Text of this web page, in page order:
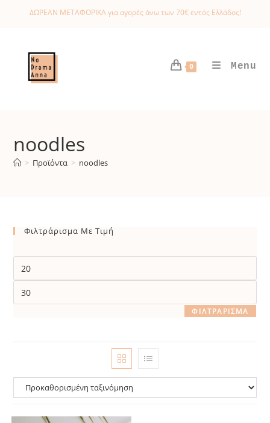
ΔΩΡΕΑΝ ΜΕΤΑΦΟΡΙΚΑ για αγορές άνω των 70€ εντός Ελλάδος!
0 Menu
noodles
> Προϊόντα > noodles
Φιλτράρισμα Με Τιμή
τιμή
τιμή
ΦΙΛΤΡΆΡΙΣΜΑ